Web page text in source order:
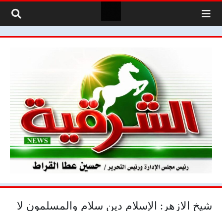
شيخ الازهر: الإسلام دين سلام والمسلمون لا